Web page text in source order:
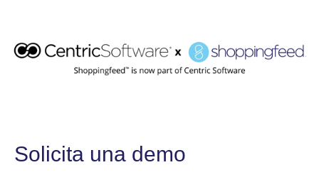
Solicita una demo